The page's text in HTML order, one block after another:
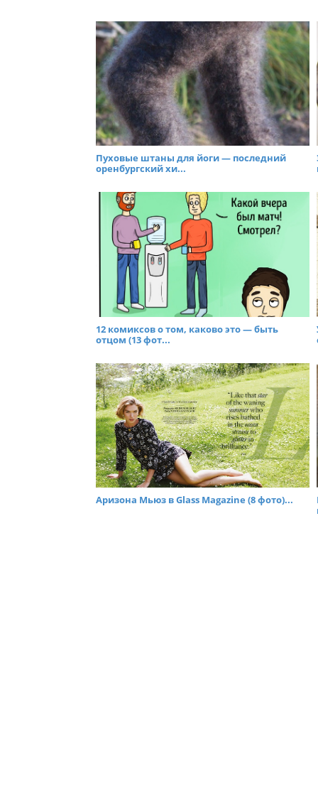
Пуховые штаны для йоги — последний
оренбургский хи...
12 комиксов о том, каково это — быть
отцом (13 фот...
Аризона Мьюз в Glass Magazine (8 фото)...